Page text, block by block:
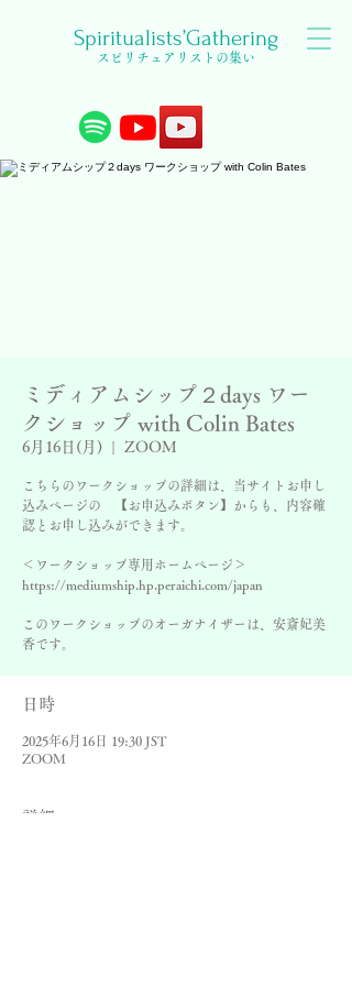
Spiritualists’Gathering
スピリチュアリストの集い
ミディアムシップ２days ワー
クショップ with Colin Bates
6月16日(月) ZOOM
こちらのワークショップの詳細は、当サイトお申し
込みページの 【お申込みボタン】からも、内容確
認とお申し込みができます。
＜ワークショップ専用ホームページ＞
https://mediumship.hp.peraichi.com/japan
このワークショップのオーガナイザーは、安斎妃美
香です。
日時
2025年6月16日 19:30 JST
ZOOM
詳細